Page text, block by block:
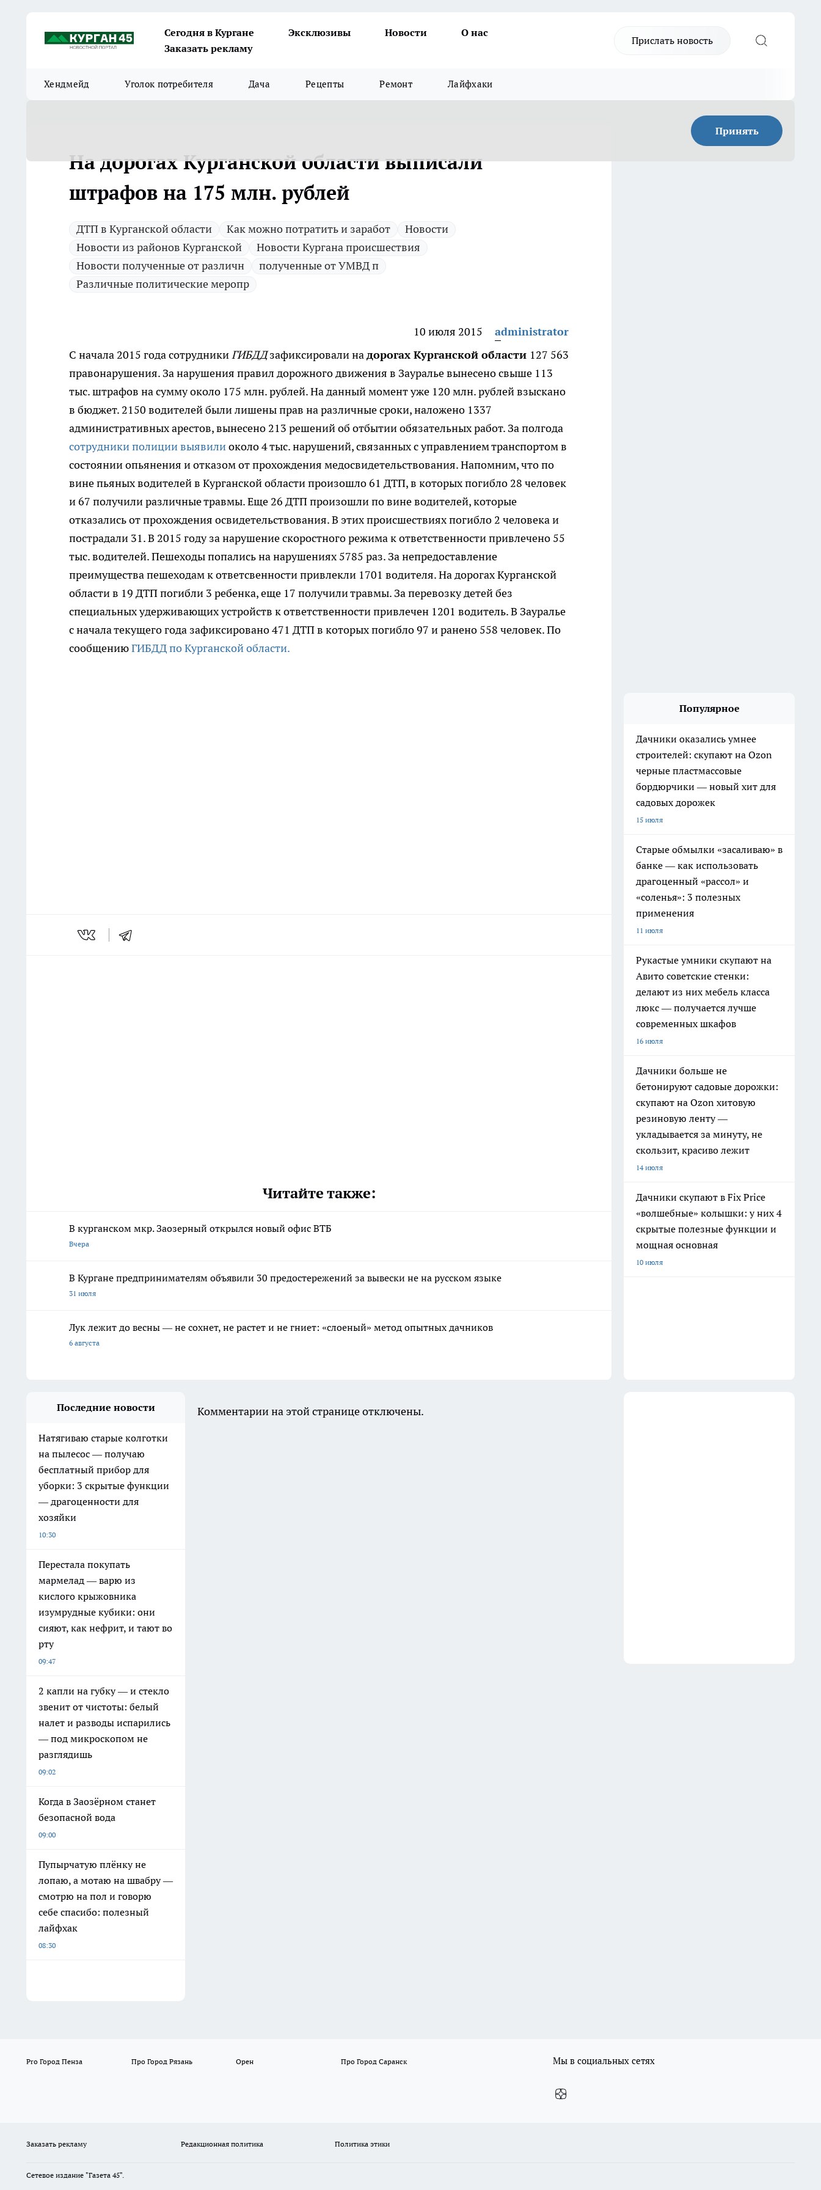
Сегодня в Кургане Эксклюзивы Новости
О нас
Заказать рекламу
Прислать новость
Хендмейд Уголок потребителя Дача Рецепты Ремонт Лайфхаки
Принять
На дорогах Курганской области выписали
штрафов на 175 млн. рублей
ДТП в Курганской области Как можно потратить и заработ
Новости
Новости из районов Курганской
Новости Кургана происшествия
Новости полученные от различн
полученные от УМВД п
Различные политические меропр
10 июля 2015
administrator
С начала 2015 года сотрудникиГИБДДзафиксировали надорогах Курганской области 127 563
правонарушения. За нарушения правил дорожного движения в Зауралье вынесено свыше 113
тыс. штрафов на сумму около 175 млн. рублей. На данный момент уже 120 млн. рублей взыскано
в бюджет. 2150 водителей были лишены прав на различные сроки, наложено 1337
административных арестов, вынесено 213 решений об отбытии обязательных работ. За полгода
сотрудники полиции выявилиоколо 4 тыс. нарушений, связанных с управлением транспортом в
состоянии опьянения и отказом от прохождения медосвидетельствования. Напомним, что по
вине пьяных водителей в Курганской области произошло 61 ДТП, в которых погибло 28 человек
и 67 получили различные травмы. Еще 26 ДТП произошли по вине водителей, которые
отказались от прохождения освидетельствования. В этих происшествиях погибло 2 человека и
пострадали 31. В 2015 году за нарушение скоростного режима к ответственности привлечено 55
тыс. водителей. Пешеходы попались на нарушениях 5785 раз. За непредоставление
преимущества пешеходам к ответсвенности привлекли 1701 водителя. На дорогах Курганской
области в 19 ДТП погибли 3 ребенка, еще 17 получили травмы. За перевозку детей без
специальных удерживающих устройств к ответственности привлечен 1201 водитель. В Зауралье
с начала текущего года зафиксировано 471 ДТП в которых погибло 97 и ранено 558 человек. По
сообщениюГИБДД по Курганской области.
Читайте также:
В курганском мкр. Заозерный открылся новый офис ВТБ
Вчера
В Кургане предпринимателям объявили 30 предостережений за вывески не на русском языке
31 июля
Лук лежит до весны — не сохнет, не растет и не гниет: «слоеный» метод опытных дачников
6 августа
Популярное
Дачники оказались умнее
строителей: скупают на Ozon
черные пластмассовые
бордюрчики — новый хит для
садовых дорожек
15 июля
Старые обмылки «засаливаю» в
банке — как использовать
драгоценный «рассол» и
«соленья»: 3 полезных
применения
11 июля
Рукастые умники скупают на
Авито советские стенки:
делают из них мебель класса
люкс — получается лучше
современных шкафов
16 июля
Дачники больше не
бетонируют садовые дорожки:
скупают на Ozon хитовую
резиновую ленту —
укладывается за минуту, не
скользит, красиво лежит
14 июля
Дачники скупают в Fix Price
«волшебные» колышки: у них 4
скрытые полезные функции и
мощная основная
10 июля
Последние новости
Натягиваю старые колготки
на пылесос — получаю
бесплатный прибор для
уборки: 3 скрытые функции
— драгоценности для
хозяйки
10:30
Перестала покупать
мармелад — варю из
кислого крыжовника
изумрудные кубики: они
сияют, как нефрит, и тают во
рту
09:47
2 капли на губку — и стекло
звенит от чистоты: белый
налет и разводы испарились
— под микроскопом не
разглядишь
09:02
Когда в Заозёрном станет
безопасной вода
09:00
Пупырчатую плёнку не
лопаю, а мотаю на швабру —
смотрю на пол и говорю
себе спасибо: полезный
лайфхак
08:30
Комментарии на этой странице отключены.
Pro Город Пенза Про Город Рязань Орен Про Город Саранск Мы в социальных сетях
Заказать рекламу Редакционная политика Политика этики
Сетевое издание "Газета 45".